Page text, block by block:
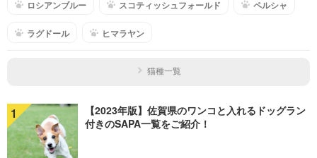
ロシアンブルー スコティッシュフォールド ペルシャ
ラグドール ヒマラヤン
猫種一覧
1
【2023年版】佐賀県のワンコと入れるドッグラン
付きのSAPA一覧をご紹介！